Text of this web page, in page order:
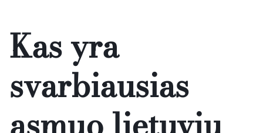
Kas yra
svarbiausias